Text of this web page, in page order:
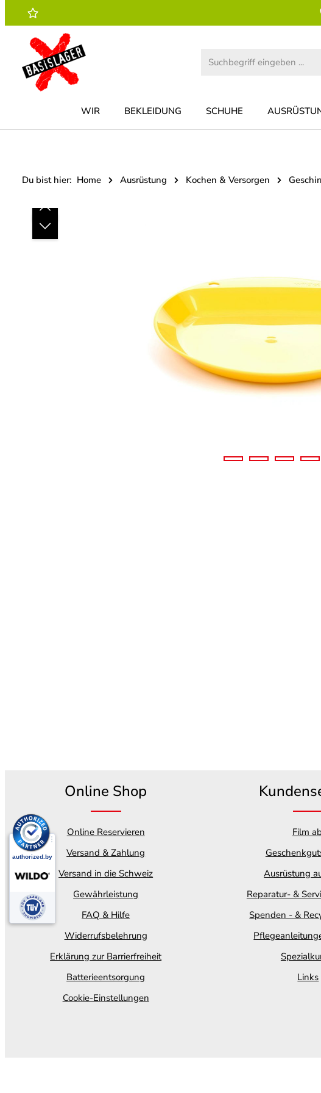
Hauptinhalt springen
Zur Suche springen
Zur Hauptnavigation springen
WIR BEKLEIDUNG SCHUHE
Du bist hier: Home Ausrüstung Kochen & Versorgen
Bildergalerie überspringen
Online Shop
Online Reservieren
Versand & Zahlung
Versand in die Schweiz
Gewährleistung
FAQ & Hilfe
Widerrufsbelehrung
Erklärung zur Barrierfreiheit
Batterieentsorgung
Cookie-Einstellungen
Film
Ausrüstung
Reparatur- &
Spenden - &
Links